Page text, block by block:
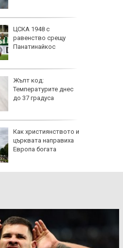
ЦСКА 1948 с
равенство срещу
Панатинайкос
Жълт код:
Температурите днес
до 37 градуса
Как християнството и
църквата направиха
Европа богата